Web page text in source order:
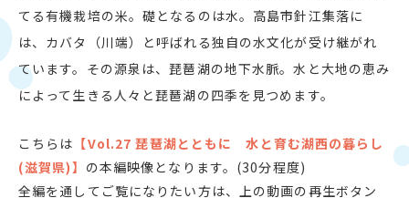
てる有機栽培の米。礎となるのは水。高島市針江集落に
は、カバタ（川端）と呼ばれる独自の水文化が受け継がれ
ています。その源泉は、琵琶湖の地下水脈。水と大地の恵み
によって生きる人々と琵琶湖の四季を見つめます。
こちらは 【Vol.27 琵琶湖とともに 水と育む湖西の暮らし
(滋賀県)】 の本編映像となります。(30分程度)
全編を通してご覧になりたい方は、上の動画の再生ボタン